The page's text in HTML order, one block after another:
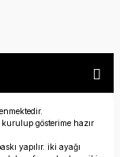
gösterime hazır
yapılır. iki ayağı